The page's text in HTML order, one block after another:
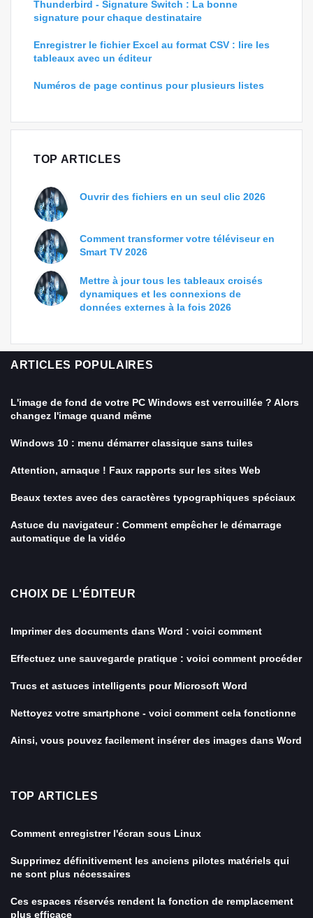
Thunderbird - Signature Switch : La bonne
signature pour chaque destinataire
Enregistrer le fichier Excel au format CSV : lire les
tableaux avec un éditeur
Numéros de page continus pour plusieurs listes
TOP ARTICLES
Ouvrir des fichiers en un seul clic 2026
Comment transformer votre téléviseur en
Smart TV 2026
Mettre à jour tous les tableaux croisés
dynamiques et les connexions de
données externes à la fois 2026
ARTICLES POPULAIRES
L'image de fond de votre PC Windows est verrouillée ? Alors
changez l'image quand même
Windows 10 : menu démarrer classique sans tuiles
Attention, arnaque ! Faux rapports sur les sites Web
Beaux textes avec des caractères typographiques spéciaux
Astuce du navigateur : Comment empêcher le démarrage
automatique de la vidéo
CHOIX DE L'ÉDITEUR
Imprimer des documents dans Word : voici comment
Effectuez une sauvegarde pratique : voici comment procéder
Trucs et astuces intelligents pour Microsoft Word
Nettoyez votre smartphone - voici comment cela fonctionne
Ainsi, vous pouvez facilement insérer des images dans Word
TOP ARTICLES
Comment enregistrer l'écran sous Linux
Supprimez définitivement les anciens pilotes matériels qui
ne sont plus nécessaires
Ces espaces réservés rendent la fonction de remplacement
plus efficace